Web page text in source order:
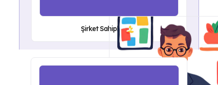
Şirket Sahipleri için